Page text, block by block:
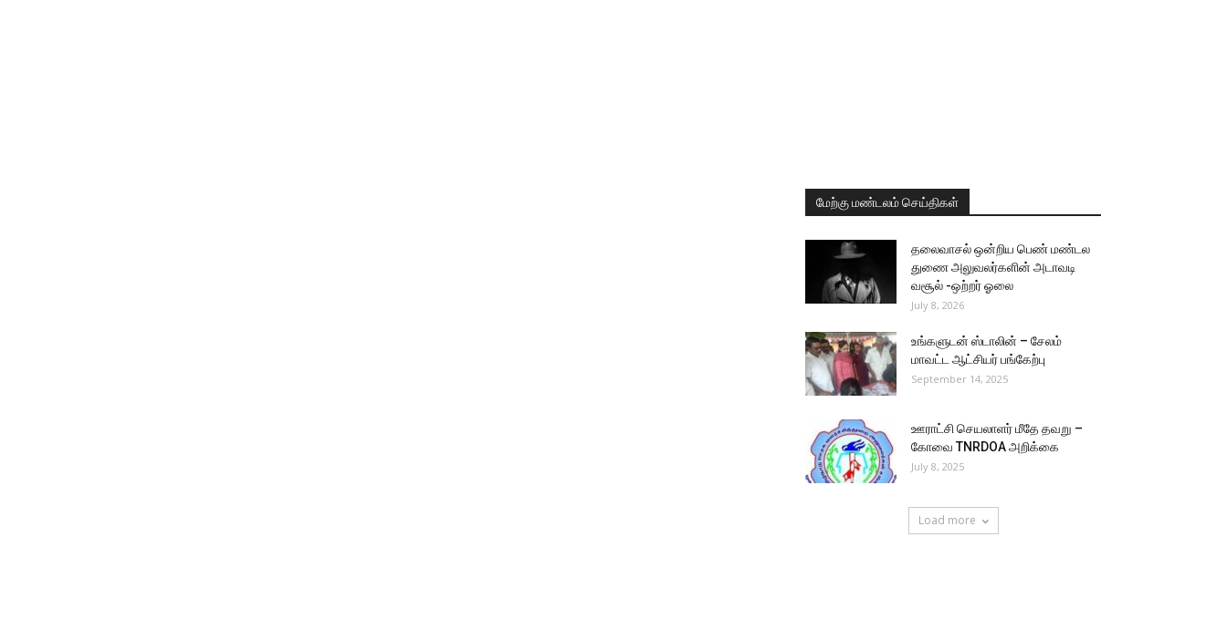
மேற்கு மண்டலம் செய்திகள்
தலைவாசல் ஒன்றிய பெண் மண்டல
துணை அலுவலர்களின் அடாவடி
வசூல் -ஒற்றர் ஓலை
July 8, 2026
உங்களுடன் ஸ்டாலின் – சேலம்
மாவட்ட ஆட்சியர் பங்கேற்பு
September 14, 2025
ஊராட்சி செயலாளர் மீதே தவறு –
கோவை TNRDOA அறிக்கை
July 8, 2025
Load more